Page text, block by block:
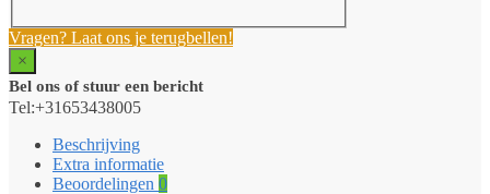
Vragen? Laat ons je terugbellen!
×
Bel ons of stuur een bericht
Tel:+31653438005
Beschrijving
Extra informatie
Beoordelingen 0